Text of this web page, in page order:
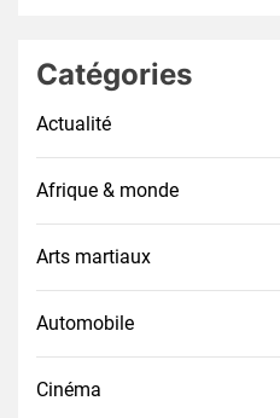
Catégories
Actualité
Afrique & monde
Arts martiaux
Automobile
Cinéma